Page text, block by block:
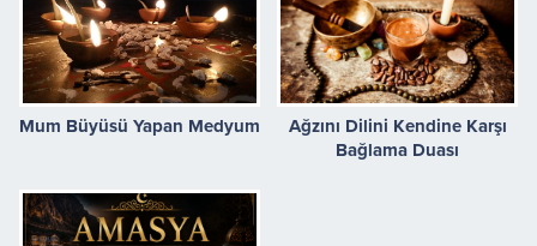
Mum Büyüsü Yapan Medyum
Ağzını Dilini Kendine Karşı
Bağlama Duası